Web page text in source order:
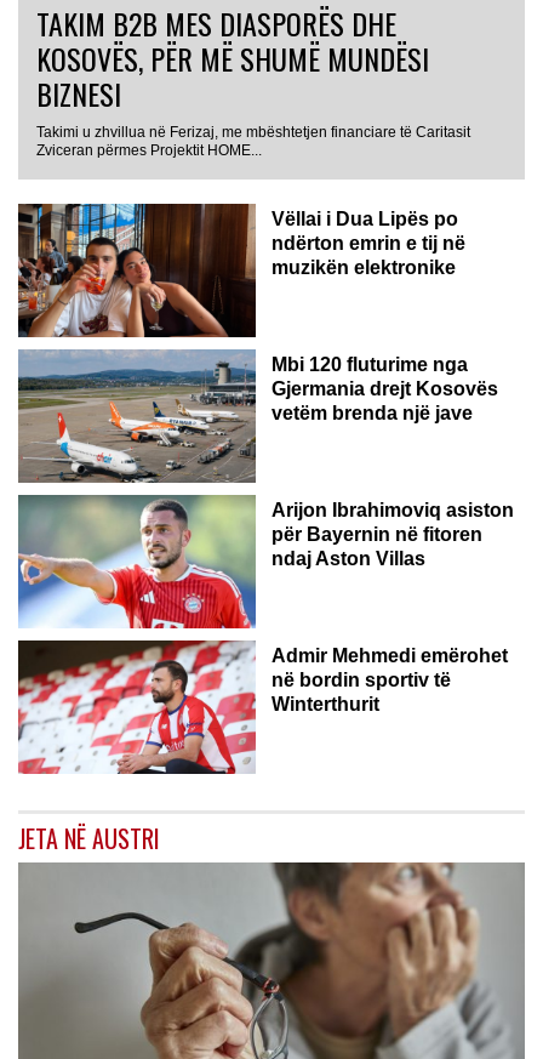
TAKIM B2B MES DIASPORËS DHE
KOSOVËS, PËR MË SHUMË MUNDËSI
BIZNESI
Takimi u zhvillua në Ferizaj, me mbështetjen financiare të Caritasit
Zviceran përmes Projektit HOME...
Vëllai i Dua Lipës po
ndërton emrin e tij në
muzikën elektronike
GJERMANI
Mbi 120 fluturime nga
Gjermania drejt Kosovës
vetëm brenda një jave
Arijon Ibrahimoviq asiston
për Bayernin në fitoren
ndaj Aston Villas
ZVICËR
Admir Mehmedi emërohet
në bordin sportiv të
Winterthurit
JETA NË AUSTRI